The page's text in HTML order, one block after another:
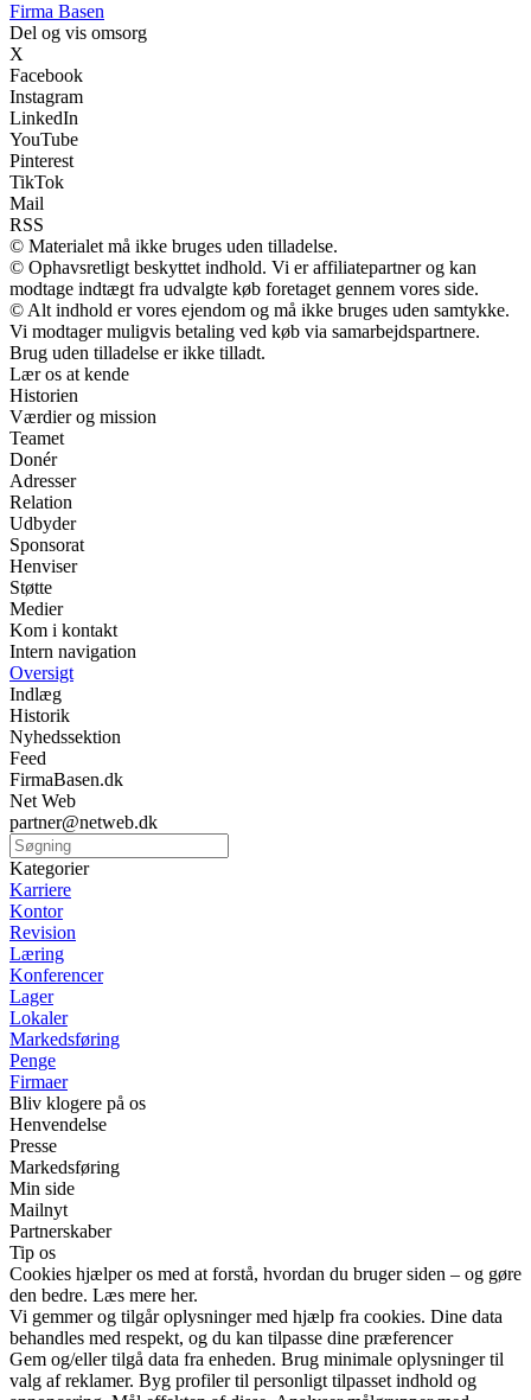
Firma Basen
Del og vis omsorg
X
Facebook
Instagram
LinkedIn
YouTube
Pinterest
TikTok
Mail
RSS
© Materialet må ikke bruges uden tilladelse.
© Ophavsretligt beskyttet indhold. Vi er affiliatepartner og kan
modtage indtægt fra udvalgte køb foretaget gennem vores side.
© Alt indhold er vores ejendom og må ikke bruges uden samtykke.
Vi modtager muligvis betaling ved køb via samarbejdspartnere.
Brug uden tilladelse er ikke tilladt.
Lær os at kende
Historien
Værdier og mission
Teamet
Donér
Adresser
Relation
Udbyder
Sponsorat
Henviser
Støtte
Medier
Kom i kontakt
Intern navigation
Oversigt
Indlæg
Historik
Nyhedssektion
Feed
FirmaBasen.dk
Net Web
partner@netweb.dk
Kategorier
Karriere
Kontor
Revision
Læring
Konferencer
Lager
Lokaler
Markedsføring
Penge
Firmaer
Bliv klogere på os
Henvendelse
Presse
Markedsføring
Min side
Mailnyt
Partnerskaber
Tip os
Cookies hjælper os med at forstå, hvordan du bruger siden – og gøre
den bedre. Læs mere her.
Vi gemmer og tilgår oplysninger med hjælp fra cookies. Dine data
behandles med respekt, og du kan tilpasse dine præferencer
Gem og/eller tilgå data fra enheden. Brug minimale oplysninger til
valg af reklamer. Byg profiler til personligt tilpasset indhold og